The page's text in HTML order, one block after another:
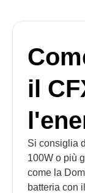
il
Si consiglia
100W o più
come la
batteria con